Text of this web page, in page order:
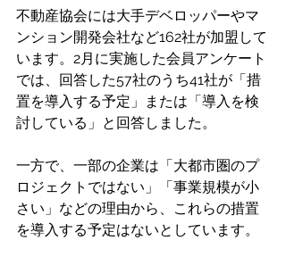
不動産協会には大手デベロッパーやマ
ンション開発会社など162社が加盟して
います。2月に実施した会員アンケート
では、回答した57社のうち41社が「措
置を導入する予定」または「導入を検
討している」と回答しました。
一方で、一部の企業は「大都市圏のプ
ロジェクトではない」「事業規模が小
さい」などの理由から、これらの措置
を導入する予定はないとしています。